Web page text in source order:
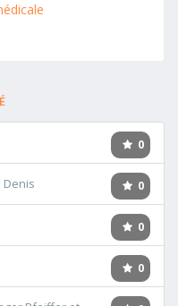
0
0
Denis
0
0